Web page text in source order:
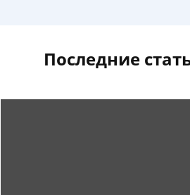
Последние